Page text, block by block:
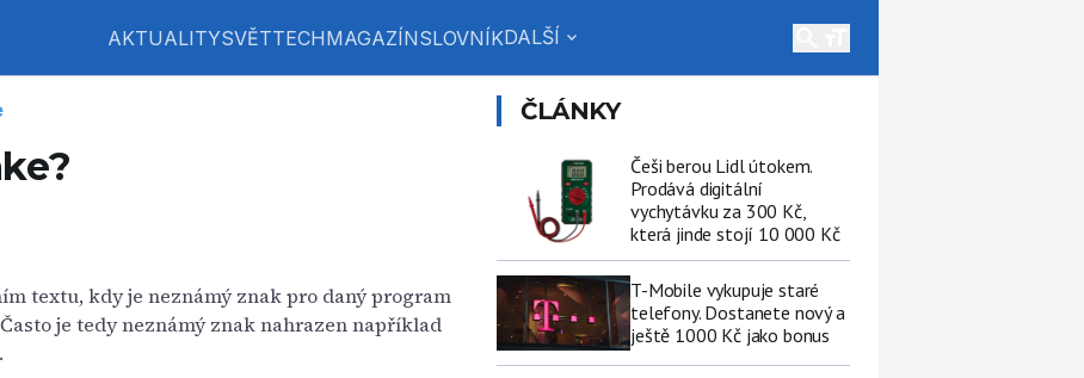
AKTUALITYSVĚTTECHMAGAZÍNSLOVNÍKDALŠÍ expand_more
textu, kdy je neznámý znak pro daný program
je tedy neznámý znak nahrazen například
ČLÁNKY
Češi berou Lidl útokem.
Prodává digitální
vychytávku za 300 Kč,
která jinde stojí 10 000 Kč
T-Mobile vykupuje staré
telefony. Dostanete nový a
ještě 1000 Kč jako bonus